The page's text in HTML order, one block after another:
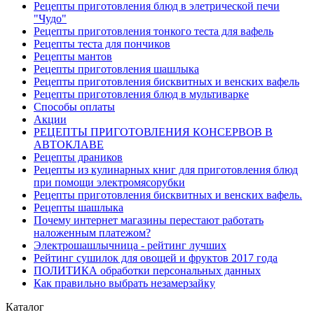
Рецепты приготовления блюд в элетрической печи
"Чудо"
Рецепты приготовления тонкого теста для вафель
Рецепты теста для пончиков
Рецепты мантов
Рецепты приготовления шашлыка
Рецепты приготовления бисквитных и венских вафель
Рецепты приготовления блюд в мультиварке
Способы оплаты
Акции
РЕЦЕПТЫ ПРИГОТОВЛЕНИЯ КОНСЕРВОВ В
АВТОКЛАВЕ
Рецепты драников
Рецепты из кулинарных книг для приготовления блюд
при помощи электромясорубки
Рецепты приготовления бисквитных и венских вафель.
Рецепты шашлыка
Почему интернет магазины перестают работать
наложенным платежом?
Электрошашлычница - рейтинг лучших
Рейтинг сушилок для овощей и фруктов 2017 года
ПОЛИТИКА обработки персональных данных
Как правильно выбрать незамерзайку
Каталог